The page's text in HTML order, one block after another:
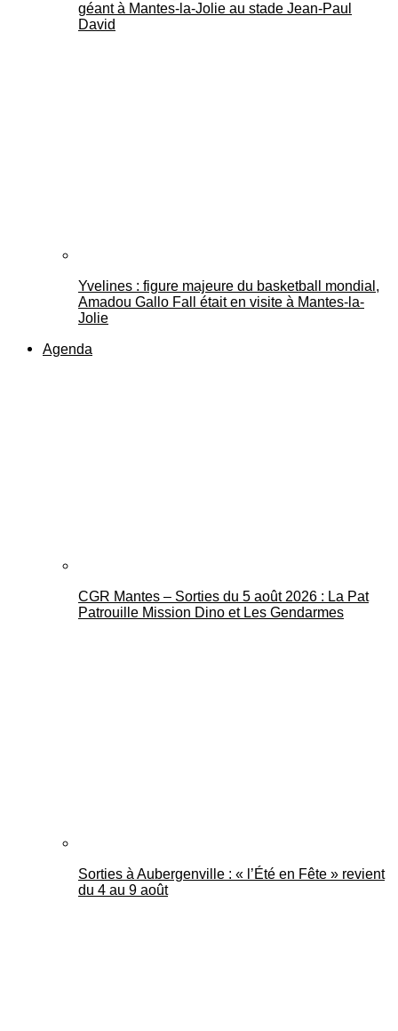
géant à Mantes-la-Jolie au stade Jean-Paul
David
Yvelines : figure majeure du basketball mondial,
Amadou Gallo Fall était en visite à Mantes-la-
Jolie
Agenda
CGR Mantes – Sorties du 5 août 2026 : La Pat
Patrouille Mission Dino et Les Gendarmes
Sorties à Aubergenville : « l’Été en Fête » revient
du 4 au 9 août